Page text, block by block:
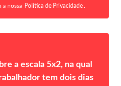
a nossa Política de Privacidade
a escala 5x2, na qual
tem dois dias